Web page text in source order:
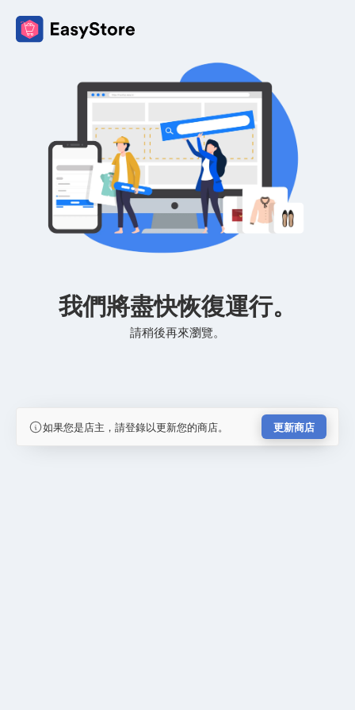
我們將盡快恢復運行。
請稍後再來瀏覽。
如果您是店主，請登錄以更新您的商店。 更新商店